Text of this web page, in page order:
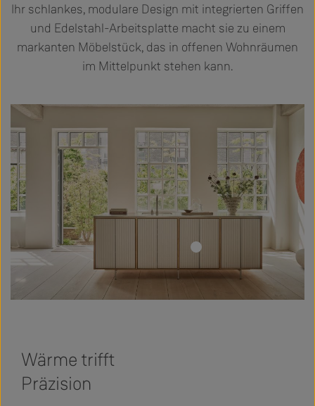
Ihr schlankes, modulare Design mit integrierten Griffen
und Edelstahl-Arbeitsplatte macht sie zu einem
markanten Möbelstück, das in offenen Wohnräumen
im Mittelpunkt stehen kann.
Wärme trifft
Präzision